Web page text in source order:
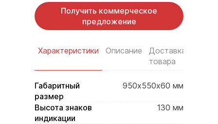
Характеристики Описание
Доставка
товара
Габаритный
размер
950х550х60 мм
Высота знаков
индикации
130 мм
Получить коммерческое
предложение